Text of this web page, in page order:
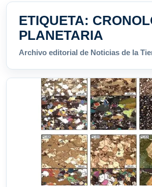
ETIQUETA:
PLANETARIA
Archivo editorial de Noticias de la